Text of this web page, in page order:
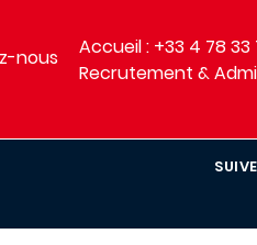
nous
Accueil : +33 4 78 33
Recrutement &